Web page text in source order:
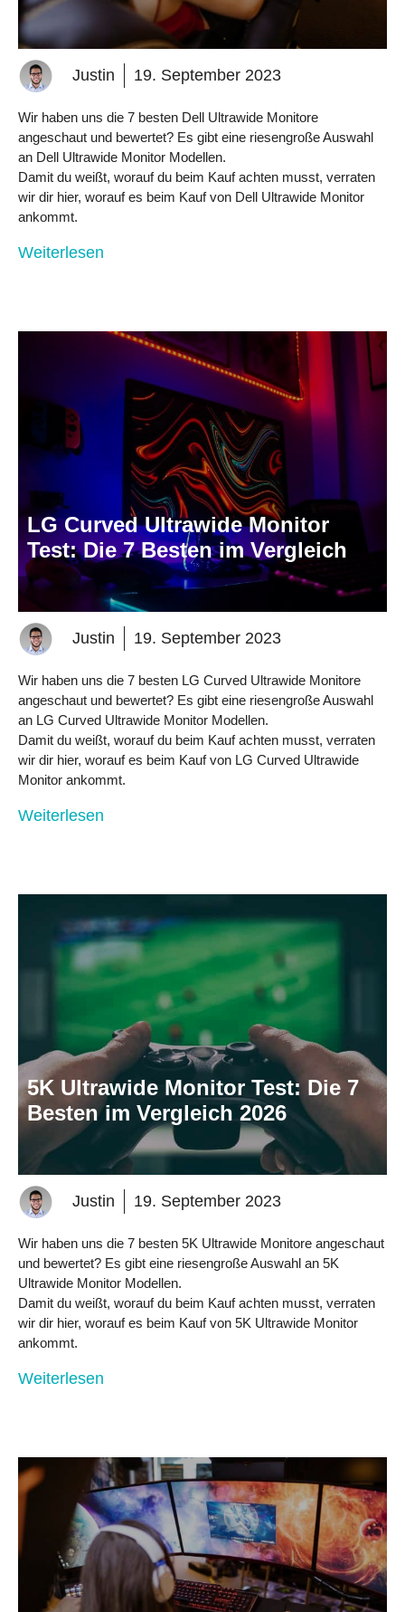
Justin 19. September 2023
Wir haben uns die 7 besten Dell Ultrawide Monitore
angeschaut und bewertet? Es gibt eine riesengroße Auswahl
an Dell Ultrawide Monitor Modellen.
Damit du weißt, worauf du beim Kauf achten musst, verraten
wir dir hier, worauf es beim Kauf von Dell Ultrawide Monitor
ankommt.
Weiterlesen
LG Curved Ultrawide Monitor
Test: Die 7 Besten im Vergleich
Justin 19. September 2023
Wir haben uns die 7 besten LG Curved Ultrawide Monitore
angeschaut und bewertet? Es gibt eine riesengroße Auswahl
an LG Curved Ultrawide Monitor Modellen.
Damit du weißt, worauf du beim Kauf achten musst, verraten
wir dir hier, worauf es beim Kauf von LG Curved Ultrawide
Monitor ankommt.
Weiterlesen
5K Ultrawide Monitor Test: Die 7
Besten im Vergleich 2026
Justin 19. September 2023
Wir haben uns die 7 besten 5K Ultrawide Monitore angeschaut
und bewertet? Es gibt eine riesengroße Auswahl an 5K
Ultrawide Monitor Modellen.
Damit du weißt, worauf du beim Kauf achten musst, verraten
wir dir hier, worauf es beim Kauf von 5K Ultrawide Monitor
ankommt.
Weiterlesen